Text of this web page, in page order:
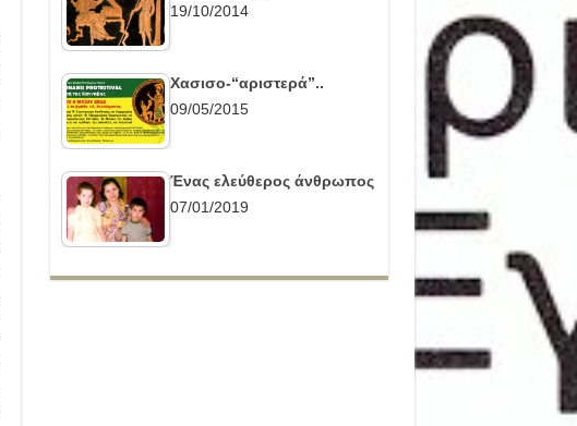
19/10/2014
Χασισο-“αριστερά”..
09/05/2015
Ένας ελεύθερος άνθρωπος
07/01/2019